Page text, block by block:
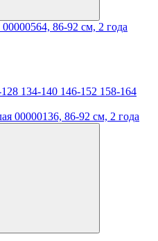
86-92 см, 2 года
134-140 146-152 158-164